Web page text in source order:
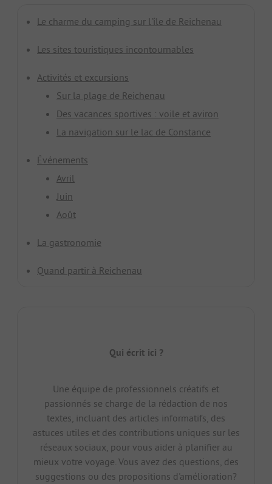
Le charme du camping sur l'île de Reichenau
Les sites touristiques incontournables
Activités et excursions
Sur la plage de Reichenau
Des vacances sportives : voile et aviron
La navigation sur le lac de Constance
Événements
Avril
Juin
Août
La gastronomie
Quand partir à Reichenau
Qui écrit ici ?
Une équipe de professionnels créatifs et
passionnés se charge de la rédaction de nos
textes, incluant des articles informatifs, des
astuces utiles et des contributions uniques sur les
réseaux sociaux, pour vous aider à planifier au
mieux votre voyage. Vous avez des questions, des
suggestions ou des propositions d'amélioration?